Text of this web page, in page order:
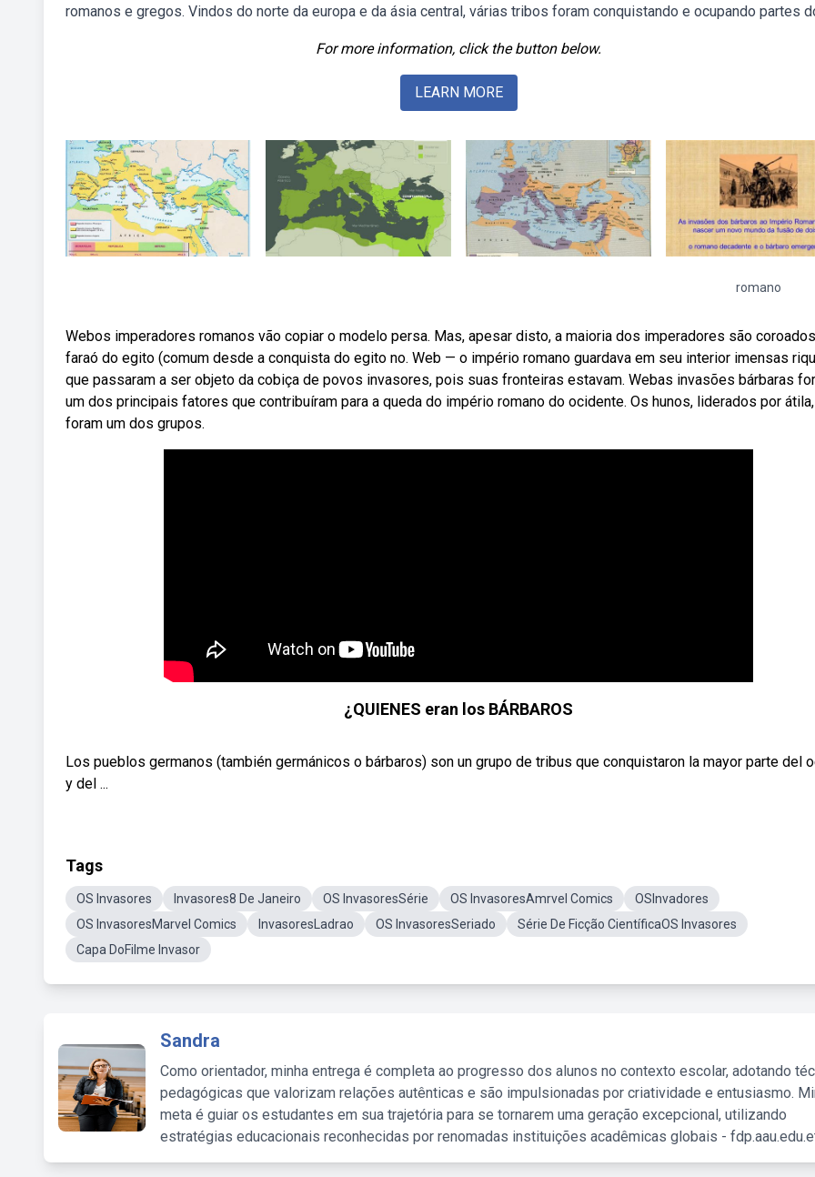
romanos e gregos. Vindos do norte da europa e da ásia central, várias tribos foram conquistando e ocupando partes
For more information, click the button below.
LEARN MORE
romano
Webos imperadores romanos vão copiar o modelo persa. Mas, apesar disto, a maioria dos imperadores são coroados
faraó do egito (comum desde a conquista do egito no. Web — o império romano guardava em seu interior imensas
que passaram a ser objeto da cobiça de povos invasores, pois suas fronteiras estavam. Webas invasões bárbaras
um dos principais fatores que contribuíram para a queda do império romano do ocidente. Os hunos, liderados por átila,
foram um dos grupos.
¿QUIENES eran los BÁRBAROS
Los pueblos germanos (también germánicos o bárbaros) son un grupo de tribus que conquistaron la mayor parte del
y del ...
Tags
OS Invasores Invasores8 De Janeiro OS InvasoresSérie OS InvasoresAmrvel Comics
OSInvadores
OS InvasoresMarvel Comics
InvasoresLadrao OS InvasoresSeriado
Série De Ficção CientíficaOS Invasores
Capa DoFilme Invasor
Sandra
Como orientador, minha entrega é completa ao progresso dos alunos no contexto escolar, adotando
pedagógicas que valorizam relações autênticas e são impulsionadas por criatividade e entusiasmo.
meta é guiar os estudantes em sua trajetória para se tornarem uma geração excepcional, utilizando
estratégias educacionais reconhecidas por renomadas instituições acadêmicas globais -